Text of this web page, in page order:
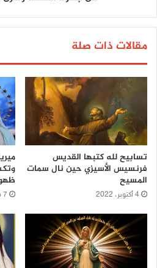
مقالات ذات صلة
تسابيح لله كتبها القديس
فرنسيس الأسيزي حين نال سمات
المسيح
4 أكتوبر، 2022 7 مايو، 2018